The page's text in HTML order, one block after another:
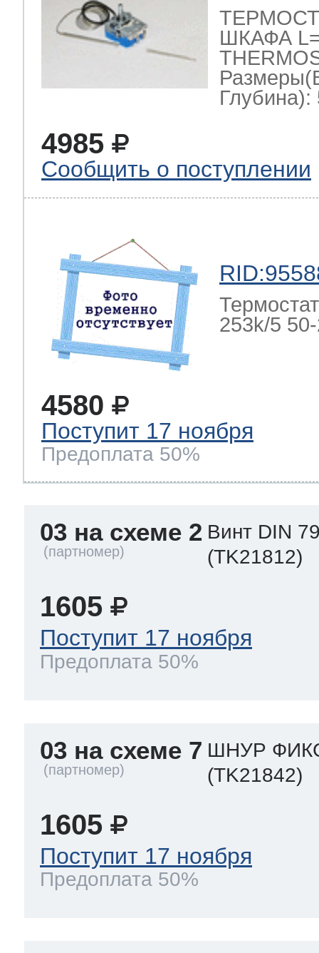
ШКАФА
Глубина):
4985
Сообщить о поступлении
253k/5
4580
Поступит 17 ноября
Предоплата 50%
03 на схеме 2 Винт DIN
(TK21812)
1605
Поступит 17 ноября
Предоплата 50%
03 на схеме 7 ШНУР
(TK21842)
1605
Поступит 17 ноября
Предоплата 50%